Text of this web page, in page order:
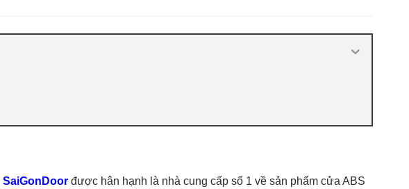
Vĩnh,Cửa nhựa ABS Hàn Quốc tại
SaiGonDoor được hân hạnh là nhà cung cấp số 1 về sản phẩm cửa ABS